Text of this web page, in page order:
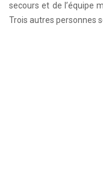
secours et de l’équipe
Trois autres personnes